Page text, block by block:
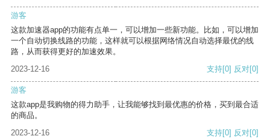
游客
这款加速器app的功能有点单一，可以增加一些新功能。比如，可以增加
一个自动切换线路的功能，这样就可以根据网络情况自动选择最优的线
路，从而获得更好的加速效果。
2023-12-16
支持[0] 反对[0]
游客
这款app是我购物的得力助手，让我能够找到最优惠的价格，买到最合适
的商品。
2023-12-16
支持[0] 反对[0]